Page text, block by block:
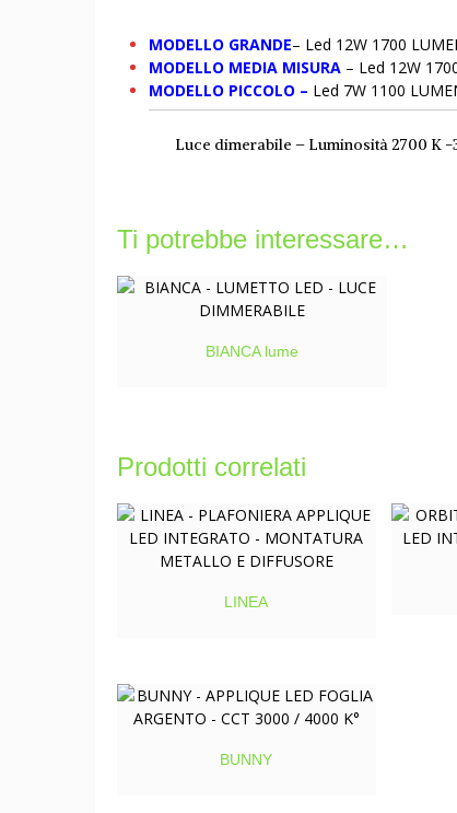
MODELLO GRANDE– Led 12W 1700
MODELLO MEDIA MISURA – Led 12W
MODELLO PICCOLO – Led 7W 1100
Luce dimerabile – Luminosità 2700 K
Ti potrebbe interessare…
BIANCA lume
Prodotti correlati
LINEA
BUNNY